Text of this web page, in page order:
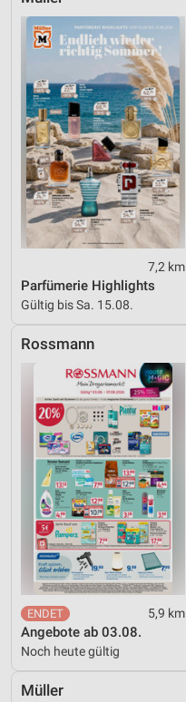
7,2 km
Parfümerie Highlights
Gültig bis Sa. 15.08.
Rossmann
5,9 km
Angebote ab 03.08.
Noch heute gültig
Müller
Performance
Funktional
Werbung